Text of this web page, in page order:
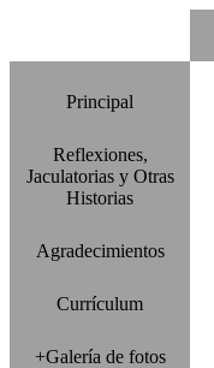
Principal
Reflexiones,
Jaculatorias y Otras
Historias
Agradecimientos
Currículum
+Galería de fotos